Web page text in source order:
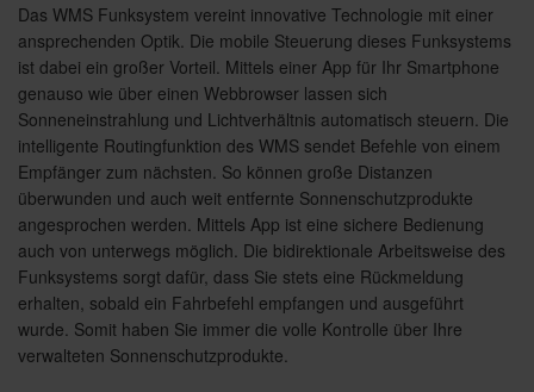
Das WMS Funksystem vereint innovative Technologie mit einer
ansprechenden Optik. Die mobile Steuerung dieses Funksystems
ist dabei ein großer Vorteil. Mittels einer App für Ihr Smartphone
genauso wie über einen Webbrowser lassen sich
Sonneneinstrahlung und Lichtverhältnis automatisch steuern. Die
intelligente Routingfunktion des WMS sendet Befehle von einem
Empfänger zum nächsten. So können große Distanzen
überwunden und auch weit entfernte Sonnenschutzprodukte
angesprochen werden. Mittels App ist eine sichere Bedienung
auch von unterwegs möglich. Die bidirektionale Arbeitsweise des
Funksystems sorgt dafür, dass Sie stets eine Rückmeldung
erhalten, sobald ein Fahrbefehl empfangen und ausgeführt
wurde. Somit haben Sie immer die volle Kontrolle über Ihre
verwalteten Sonnenschutzprodukte.